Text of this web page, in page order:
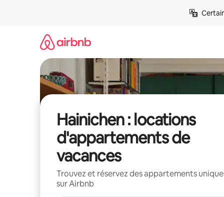
Hainichen : locations
d'appartements de
vacances
Trouvez et réservez des appartements
sur Airbnb